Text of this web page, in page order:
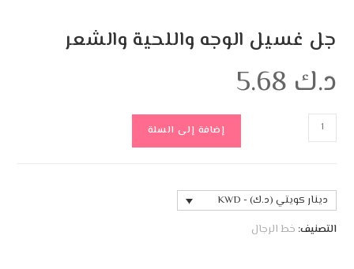
جل غسيل الوجه واللحية والشعر
د.ك
إضافة إلى السلة
دينار كويتي (د.ك) - KWD
التصنيف: خط الرجال